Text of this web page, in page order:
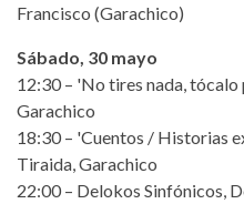
Francisco (Garachico)
Sábado, 30 mayo
12:30 – 'No tires nada, tócalo
Garachico
18:30 – 'Cuentos / Historias
Tiraida, Garachico
22:00 – Delokos Sinfónicos,